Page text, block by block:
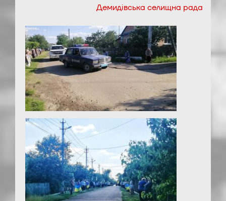
Демидівська селищна рада